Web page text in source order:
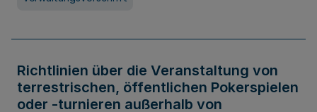
Richtlinien über die Veranstaltung von
terrestrischen, öffentlichen Pokerspielen
oder -turnieren außerhalb von